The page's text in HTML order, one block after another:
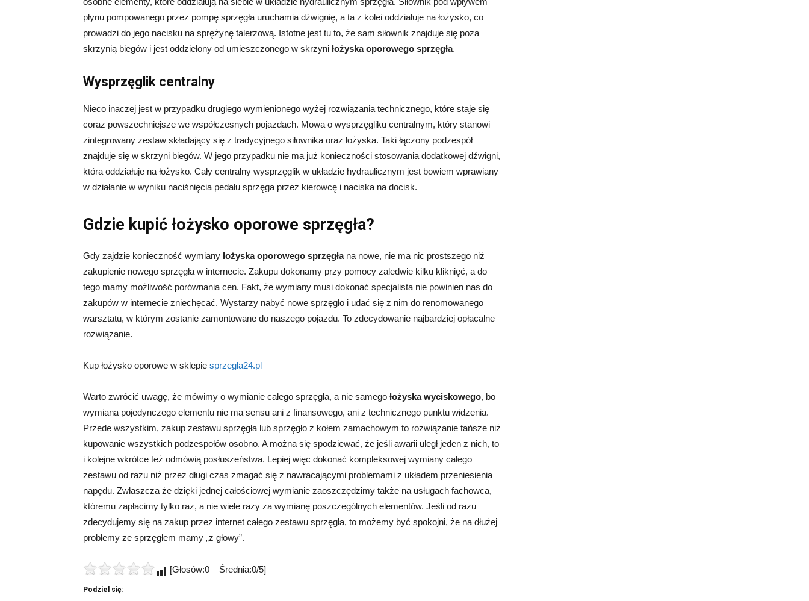
płynu pompowanego przez pompę sprzęgła uruchamia dźwignię, a ta z kolei oddziałuje na łożysko, co
prowadzi do jego nacisku na sprężynę talerzową. Istotne jest tu to, że sam siłownik znajduje się poza
skrzynią biegów i jest oddzielony od umieszczonego w skrzyni łożyska oporowego sprzęgła.
Wysprzęglik centralny
Nieco inaczej jest w przypadku drugiego wymienionego wyżej rozwiązania technicznego, które staje się
coraz powszechniejsze we współczesnych pojazdach. Mowa o wysprzęgliku centralnym, który stanowi
zintegrowany zestaw składający się z tradycyjnego siłownika oraz łożyska. Taki łączony podzespół
znajduje się w skrzyni biegów. W jego przypadku nie ma już konieczności stosowania dodatkowej dźwigni,
która oddziałuje na łożysko. Cały centralny wysprzęglik w układzie hydraulicznym jest bowiem wprawiany
w działanie w wyniku naciśnięcia pedału sprzęga przez kierowcę i naciska na docisk.
Gdzie kupić łożysko oporowe sprzęgła?
Gdy zajdzie konieczność wymiany łożyska oporowego sprzęgła na nowe, nie ma nic prostszego niż
zakupienie nowego sprzęgła w internecie. Zakupu dokonamy przy pomocy zaledwie kilku kliknięć, a do
tego mamy możliwość porównania cen. Fakt, że wymiany musi dokonać specjalista nie powinien nas do
zakupów w internecie zniechęcać. Wystarzy nabyć nowe sprzęgło i udać się z nim do renomowanego
warsztatu, w którym zostanie zamontowane do naszego pojazdu. To zdecydowanie najbardziej opłacalne
rozwiązanie.
Kup łożysko oporowe w sklepie sprzegla24.pl
Warto zwrócić uwagę, że mówimy o wymianie całego sprzęgła, a nie samego łożyska wyciskowego, bo
wymiana pojedynczego elementu nie ma sensu ani z finansowego, ani z technicznego punktu widzenia.
Przede wszystkim, zakup zestawu sprzęgła lub sprzęgło z kołem zamachowym to rozwiązanie tańsze niż
kupowanie wszystkich podzespołów osobno. A można się spodziewać, że jeśli awarii uległ jeden z nich, to
i kolejne wkrótce też odmówią posłuszeństwa. Lepiej więc dokonać kompleksowej wymiany całego
zestawu od razu niż przez długi czas zmagać się z nawracającymi problemami z układem przeniesienia
napędu. Zwłaszcza że dzięki jednej całościowej wymianie zaoszczędzimy także na usługach fachowca,
któremu zapłacimy tylko raz, a nie wiele razy za wymianę poszczególnych elementów. Jeśli od razu
zdecydujemy się na zakup przez internet całego zestawu sprzęgła, to możemy być spokojni, że na dłużej
problemy ze sprzęgłem mamy „z głowy”.
[Głosów:0 Średnia:0/5]
Podziel się: